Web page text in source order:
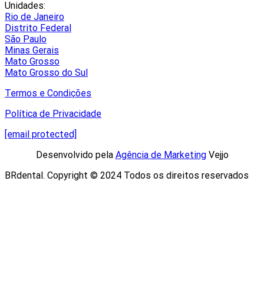
Unidades:
Rio de Janeiro
Distrito Federal
São Paulo
Minas Gerais
Mato Grosso
Mato Grosso do Sul
Termos e Condições
Política de Privacidade
[email protected]
Desenvolvido pela Agência de MarketingVejjo​
BRdental. Copyright © 2024 Todos os direitos reservados